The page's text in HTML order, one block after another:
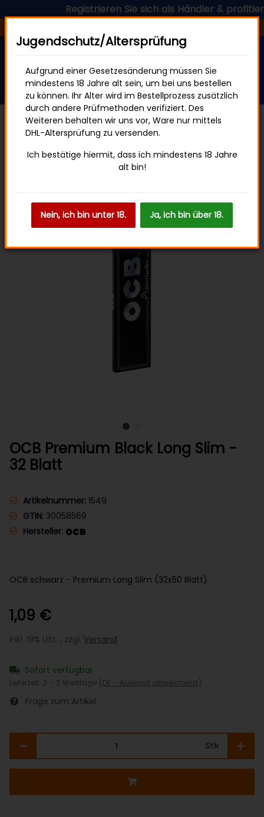
Registrieren Sie sich als Händler &
Papers
OCB Premium Black Long Slim -
32 Blatt
Artikelnummer: 1549
GTIN: 30058569
Hersteller:
OCB schwarz - Premium Long Slim (32x50 Blatt)
1,09 €
inkl. 19% USt. , zzgl. Versand
Sofort verfügbar
Lieferzeit: 2 - 3 Werktage (DE - Ausland abweichend)
Frage zum Artikel
Stk
Jugendschutz/Altersprüfung
Aufgrund einer Gesetzesänderung müssen Sie
mindestens 18 Jahre alt sein, um bei uns bestellen
zu können. Ihr Alter wird im Bestellprozess zusätzlich
durch andere Prüfmethoden verifiziert. Des
Weiteren behalten wir uns vor, Ware nur mittels
DHL-Altersprüfung zu versenden.
Ich bestätige hiermit, dass ich mindestens 18 Jahre
alt bin!
Nein, ich bin unter 18. Ja, ich bin über 18.